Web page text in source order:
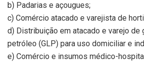
b) Padarias e açougues;
c) Comércio atacado e varejista de
d) Distribuição em atacado e varejo
petróleo (GLP) para uso domiciliar e
e) Comércio e insumos médico-